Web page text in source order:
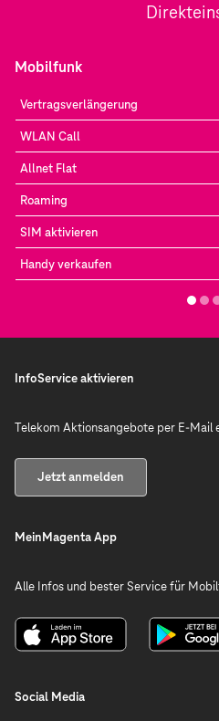
Mobilfunk
Vertragsverlängerung
WLAN Call
Allnet Flat
Roaming
SIM aktivieren
Handy verkaufen
InfoService aktivieren
Telekom Aktionsangebote per E-Mail
Jetzt anmelden
MeinMagenta App
Alle Infos und bester Service für
Social Media